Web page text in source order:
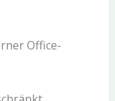
Office-